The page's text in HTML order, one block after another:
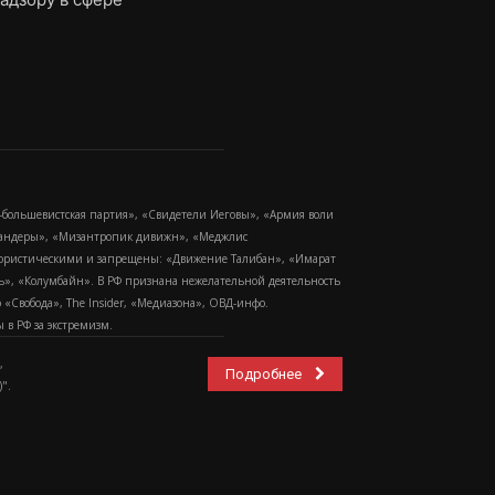
партия», «Свидетели Иеговы», «Армия воли
«Мизантропик дивижн», «Меджлис
и запрещены: «Движение Талибан», «Имарат
«Колумбайн». В РФ признана нежелательной деятельность
The Insider, «Медиазона», ОВД-инфо.
РФ за экстремизм.
Подробнее